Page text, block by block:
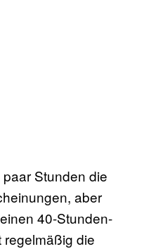
Stunden die
aber
40-Stunden-
die